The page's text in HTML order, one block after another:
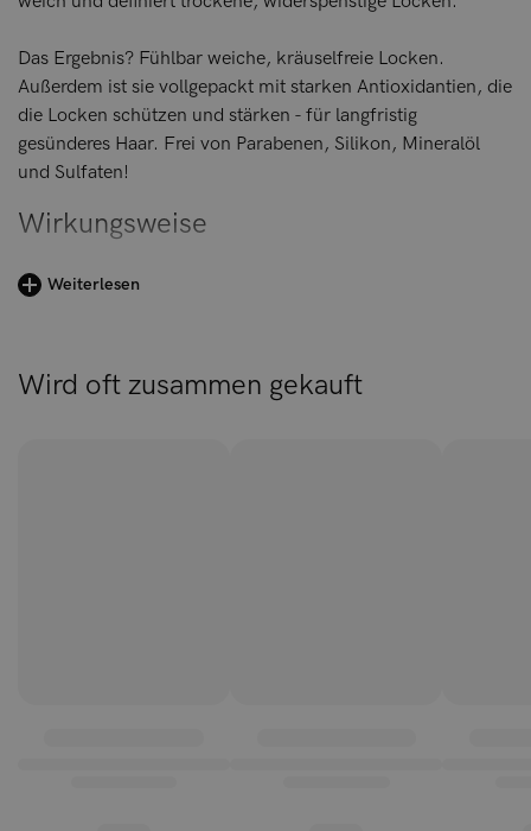
Das Ergebnis? Fühlbar weiche, kräuselfreie Locken.
Außerdem ist sie vollgepackt mit starken Antioxidantien, die
die Locken schützen und stärken - für langfristig
gesünderes Haar. Frei von Parabenen, Silikon, Mineralöl
und Sulfaten!
Wirkungsweise
Die Curl Crush™ Defining Cream ist eine leichte Lockcreme
Pullulan, eine natürliche Stärke, die einen leichten Film auf
dem Haar bildet, um Locken zu definieren und zu halten,
Weiterlesen
Wird oft zusammen gekauft